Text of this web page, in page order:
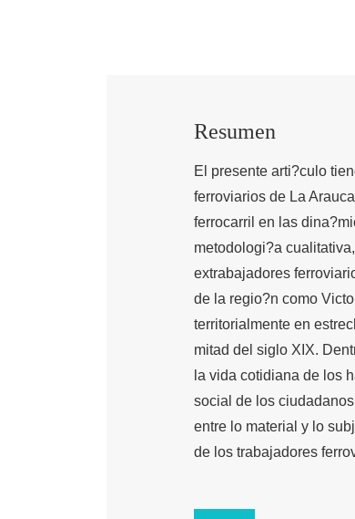
Resumen
El presente arti?culo
ferroviarios de La
ferrocarril en las
metodologi?a
extrabajadores
de la regio?n como
territorialmente en
mitad del siglo XIX.
la vida cotidiana de los
social de los
entre lo material y lo
de los trabajadores